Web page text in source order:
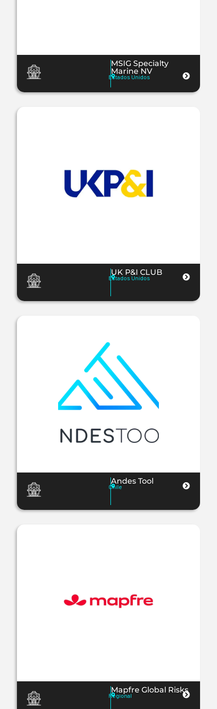
MSIG Specialty
Marine NV
Estados Unidos
UK P&I CLUB
Estados Unidos
Andes Tool
Chile
Mapfre Global Risks
Regional